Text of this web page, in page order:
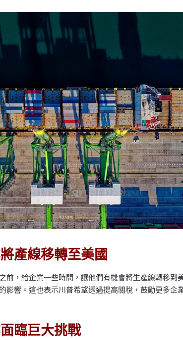
產線移轉至美國
前，給企業一些時間，讓他們有機會將生產線轉移到
影響。這也表示川普希望透過提高關稅，鼓勵更多企
臨巨大挑戰